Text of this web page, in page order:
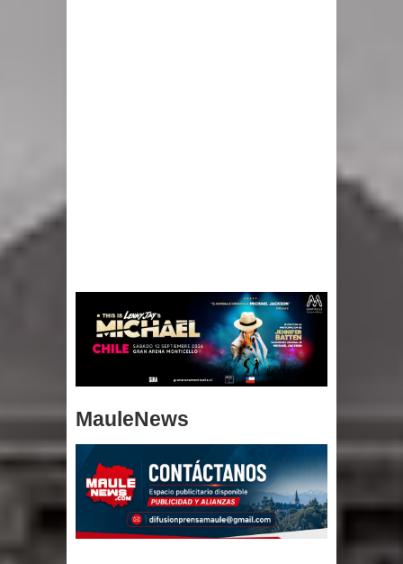
MauleNews